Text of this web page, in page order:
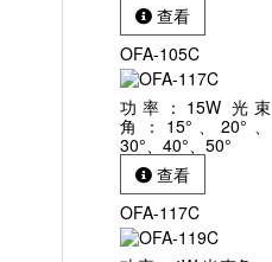
查看
OFA-105C
功率：15W 光束
角：15°、20°、
30°、40°、50°
查看
OFA-117C